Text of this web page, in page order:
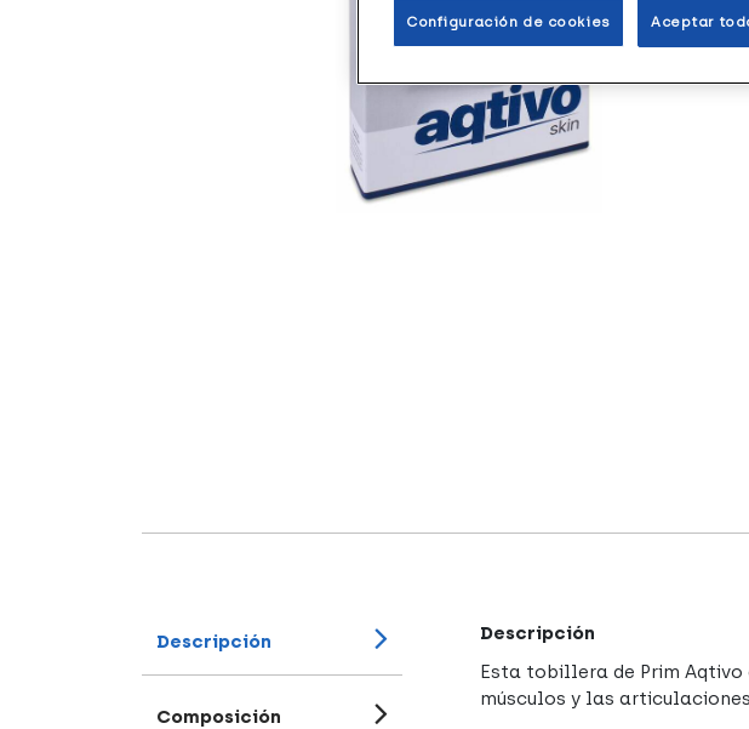
Descripción
Composición
Descripción
Esta tobillera de Prim
músculos y las
Configuración de cookies Aceptar